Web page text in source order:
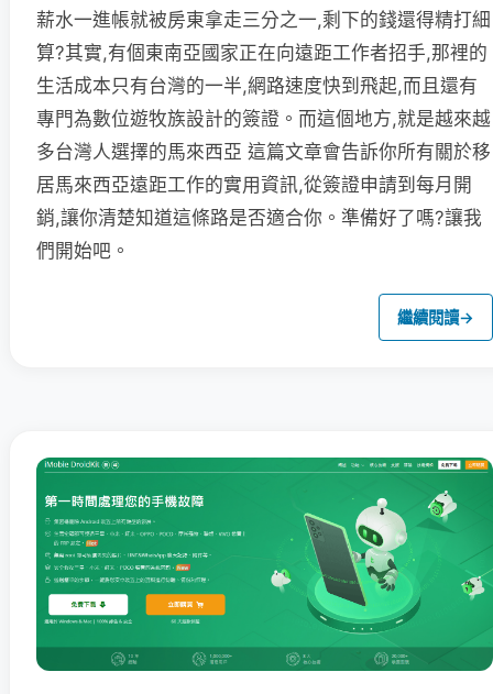
薪水一進帳就被房東拿走三分之一,剩下的錢還得精打細
算?其實,有個東南亞國家正在向遠距工作者招手,那裡的
生活成本只有台灣的一半,網路速度快到飛起,而且還有
專門為數位遊牧族設計的簽證。而這個地方,就是越來越
多台灣人選擇的馬來西亞 這篇文章會告訴你所有關於移
居馬來西亞遠距工作的實用資訊,從簽證申請到每月開
銷,讓你清楚知道這條路是否適合你。準備好了嗎?讓我
們開始吧。
繼續閱讀→